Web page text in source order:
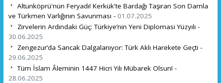
Altunköprü'nün Feryadı! Kerkük'te Bardağı Taşıran Son Damla
ve Türkmen Varlığının Savunması - 01.07.2025
Zirvelerin Ardındaki Güç: Türkiye’nin Yeni Diplomasi Yüzyılı -
30.06.2025
Zengezur’da Sancak Dalgalanıyor: Türk Aklı Harekete Geçti -
29.06.2025
Tüm İslam Âleminin 1447 Hicri Yılı Mübarek Olsun! -
28.06.2025